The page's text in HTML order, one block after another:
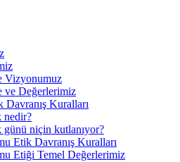
Vizyonumuz
ve Değerlerimiz
Davranış Kuralları
nedir?
günü niçin kutlanıyor?
Etik Davranış Kuralları
Etiği Temel Değerlerimiz